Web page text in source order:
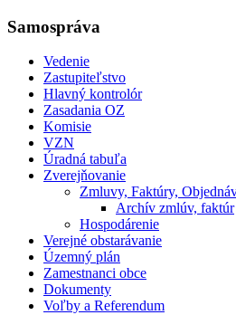
Samospráva
Vedenie
Zastupiteľstvo
Hlavný kontrolór
Zasadania OZ
Komisie
VZN
Úradná tabuľa
Zverejňovanie
Zmluvy, Faktúry,
Archív zmlúv, faktúr
Hospodárenie
Verejné obstarávanie
Územný plán
Zamestnanci obce
Dokumenty
Voľby a Referendum